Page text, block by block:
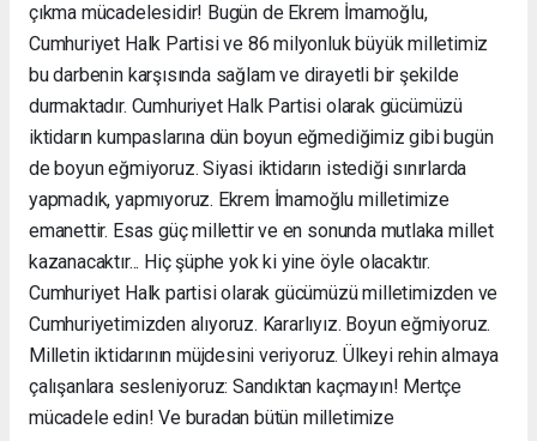
çıkma mücadelesidir! Bugün de Ekrem İmamoğlu,
Cumhuriyet Halk Partisi ve 86 milyonluk büyük milletimiz
bu darbenin karşısında sağlam ve dirayetli bir şekilde
durmaktadır. Cumhuriyet Halk Partisi olarak gücümüzü
iktidarın kumpaslarına dün boyun eğmediğimiz gibi bugün
de boyun eğmiyoruz. Siyasi iktidarın istediği sınırlarda
yapmadık, yapmıyoruz. Ekrem İmamoğlu milletimize
emanettir. Esas güç millettir ve en sonunda mutlaka millet
kazanacaktır... Hiç şüphe yok ki yine öyle olacaktır.
Cumhuriyet Halk partisi olarak gücümüzü milletimizden ve
Cumhuriyetimizden alıyoruz. Kararlıyız. Boyun eğmiyoruz.
Milletin iktidarının müjdesini veriyoruz. Ülkeyi rehin almaya
çalışanlara sesleniyoruz: Sandıktan kaçmayın! Mertçe
mücadele edin! Ve buradan bütün milletimize